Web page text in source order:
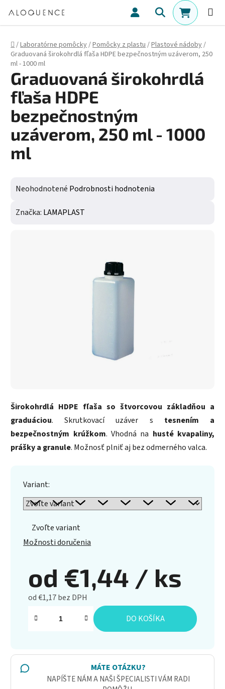
Hľadať
Domov
/Laboratórne pomôcky/Pomôcky z plastu/Plastové nádoby/
Graduovaná širokohrdlá fľaša HDPE bezpečnostným uzáverom, 250
ml - 1000 ml
Širokohrdlá HDPE fľaša so štvorcovou základňou a
graduáciou. Skrutkovací uzáver s tesnením a
bezpečnostným krúžkom. Vhodná na husté kvapaliny,
prášky a granule. Možnosť plniť aj bez odmerného valca.
Variant:
Zvoľte variant
Možnosti doručenia
od €1,44 / ks
od€1,17bez DPH
Jednotková cena:
DO KOŠÍKA
MÁTE OTÁZKU?
NAPÍŠTE NÁM A NAŠI ŠPECIALISTI VÁM RADI
Graduovaná širokohrdlá
fľaša HDPE
bezpečnostným
uzáverom, 250 ml - 1000
ml
Priemerné hodnotenie produktu je 0,0 z 5 hviezdičiek.
Neohodnotené Podrobnosti hodnotenia
Značka: LAMAPLAST